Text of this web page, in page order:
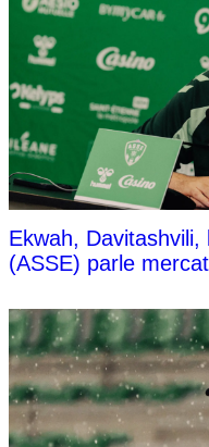
Ekwah,
(ASSE) parle